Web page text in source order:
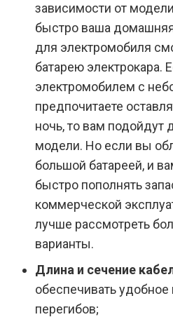
зависимости от
быстро ваша
для электромобиля
батарею электрокара.
электромобилем с
предпочитаете
ночь, то вам подойдут
модели. Но если вы
большой батареей, и
быстро пополнять
коммерческой
лучше рассмотреть
варианты.
Длина и сечение
обеспечивать
перегибов;